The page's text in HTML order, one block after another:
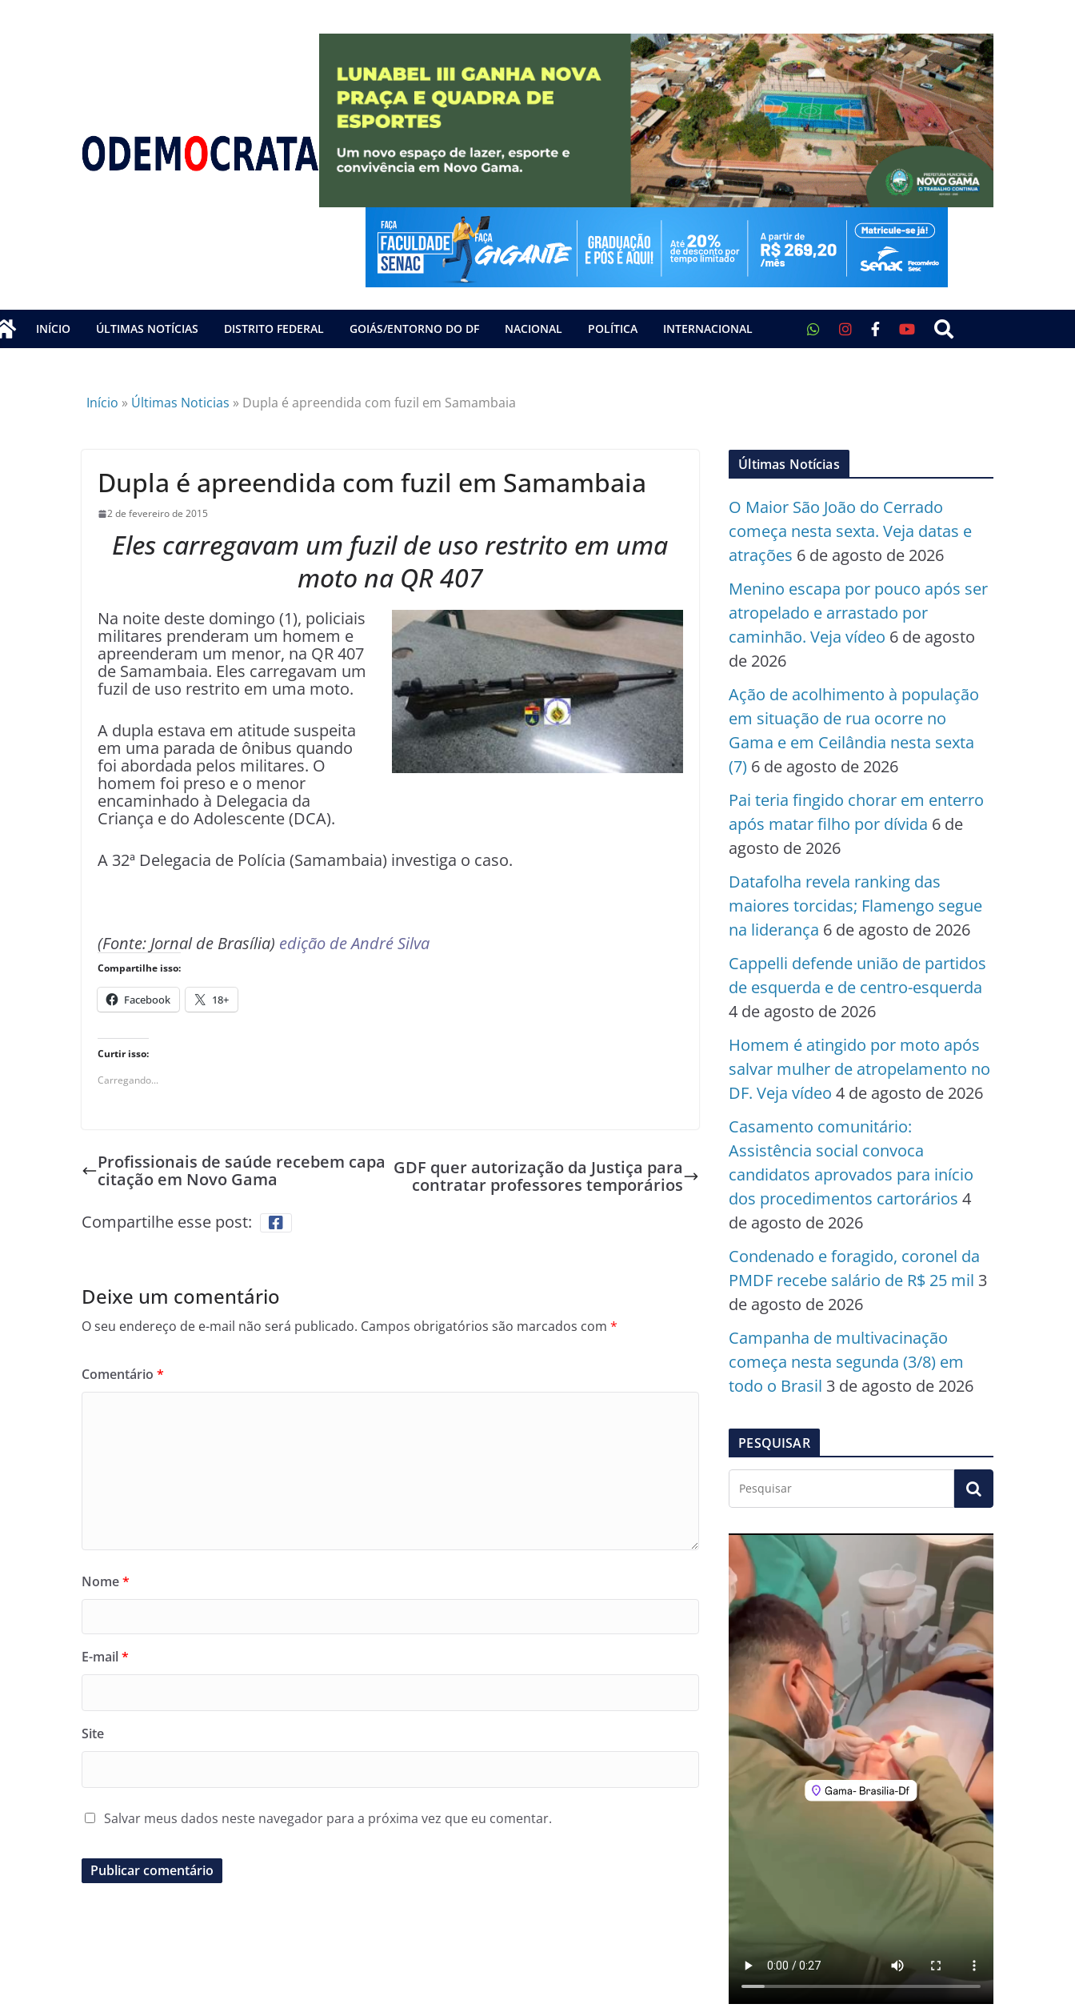
INÍCIO ÚLTIMAS NOTÍCIAS DISTRITO FEDERAL GOIÁS/ENTORNO DO DF NACIONAL POLÍTICA INTERNACIONAL
Início » Últimas Noticias » Dupla é apreendida com fuzil em Samambaia
Dupla é apreendida com fuzil em Samambaia
2 de fevereiro de 2015
Eles carregavam um fuzil de uso restrito em uma
moto na QR 407
Na noite deste domingo (1), policiais
militares prenderam um homem e
apreenderam um menor, na QR 407
de Samambaia. Eles carregavam um
fuzil de uso restrito em uma moto.
A dupla estava em atitude suspeita
em uma parada de ônibus quando
foi abordada pelos militares. O
homem foi preso e o menor
encaminhado à Delegacia da
Criança e do Adolescente (DCA).
A 32ª Delegacia de Polícia (Samambaia) investiga o caso.
(Fonte: Jornal de Brasília) edição de André Silva
Compartilhe isso:
Facebook 18+
Curtir isso:
Carregando...
Profissionais de saúde recebem capa
citação em Novo Gama
GDF quer autorização da Justiça para
contratar professores temporários
Compartilhe esse post:
Deixe um comentário
O seu endereço de e-mail não será publicado. Campos obrigatórios são marcados com *
Comentário *
Nome*
E-mail*
Site
Salvar meus dados neste navegador para a próxima vez que eu comentar.
Últimas Notícias
O Maior São João do Cerrado
começa nesta sexta. Veja datas e
atrações 6 de agosto de 2026
Menino escapa por pouco após ser
atropelado e arrastado por
caminhão. Veja vídeo 6 de agosto
de 2026
Ação de acolhimento à população
em situação de rua ocorre no
Gama e em Ceilândia nesta sexta
(7) 6 de agosto de 2026
Pai teria fingido chorar em enterro
após matar filho por dívida 6 de
agosto de 2026
Datafolha revela ranking das
maiores torcidas; Flamengo segue
na liderança 6 de agosto de 2026
Cappelli defende união de partidos
de esquerda e de centro-esquerda
4 de agosto de 2026
Homem é atingido por moto após
salvar mulher de atropelamento no
DF. Veja vídeo 4 de agosto de 2026
Casamento comunitário:
Assistência social convoca
candidatos aprovados para início
dos procedimentos cartorários 4
de agosto de 2026
Condenado e foragido, coronel da
PMDF recebe salário de R$ 25 mil 3
de agosto de 2026
Campanha de multivacinação
começa nesta segunda (3/8) em
todo o Brasil 3 de agosto de 2026
PESQUISAR